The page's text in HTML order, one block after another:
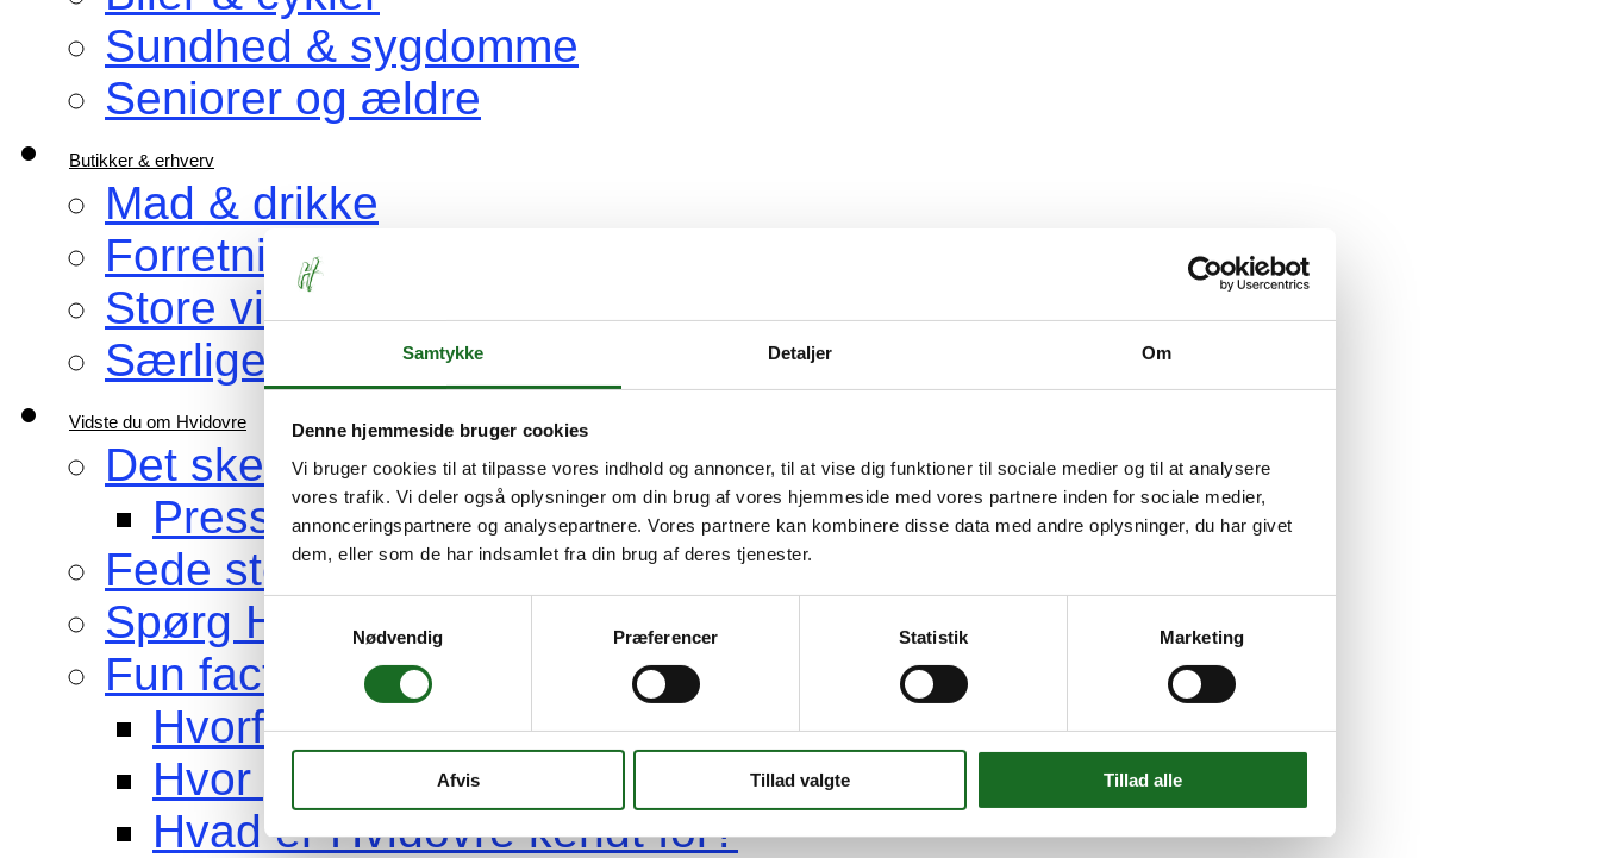
Samtykke Detaljer Om
Denne hjemmeside bruger cookies
Vi bruger cookies til at tilpasse vores indhold og annoncer, til at vise dig funktioner til sociale medier og til at analysere
vores trafik. Vi deler også oplysninger om din brug af vores hjemmeside med vores partnere inden for sociale medier,
annonceringspartnere og analysepartnere. Vores partnere kan kombinere disse data med andre oplysninger, du har givet
dem, eller som de har indsamlet fra din brug af deres tjenester.
Nødvendig
Præferencer Statistik Marketing
Afvis Tillad valgte Tillad alle
Sundhed & sygdomme
Seniorer og ældre
Butikker & erhverv
Mad & drikke
Forretninger, du bruger
Store virksomheder
Særlige venner af HvidovreNyt
Vidste du om Hvidovre
Det sker i Hvidovre
Pressemeddelelser
Fede steder at besøge
Spørg HvidovreNyt
Fun facts om Hvidovre
Hvorfor hedder byen Hvidovre?
Hvor gammel er Hvidovre?
Hvad er Hvidovre kendt for?